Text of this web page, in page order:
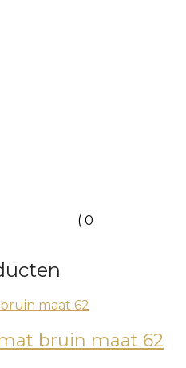
( 0
bruin maat 62